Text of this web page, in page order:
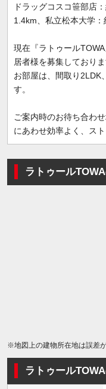
ドラッグコスコ笹部店
1.4km、私立松本大学：
現在『ラトゥール
居者様を募集しておりま
お部屋は、間取り2LDK
す。
ご案内時のお待ち合わ
にあわせ効率よく、ス
ラトゥール
※地図上の建物所在地は誤差
ラトゥール